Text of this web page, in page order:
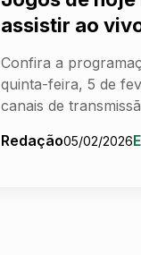
assistir ao
Confira a
quinta-feira, 5 de
canais de
Redação05/02/2026